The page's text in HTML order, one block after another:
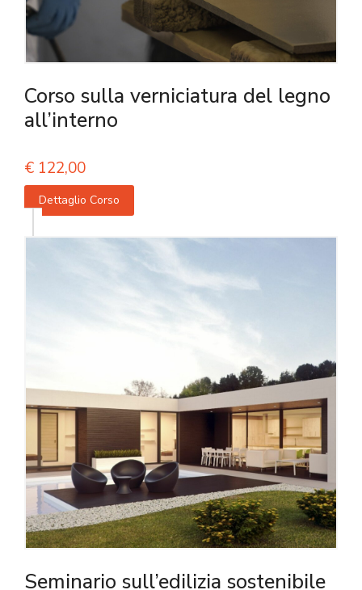
Corso sulla verniciatura del legno
all’interno
€ 122,00
Dettaglio Corso
Seminario sull’edilizia sostenibile